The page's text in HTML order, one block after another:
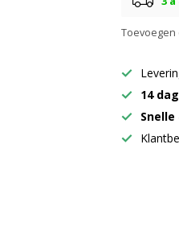
Toevoegen
14